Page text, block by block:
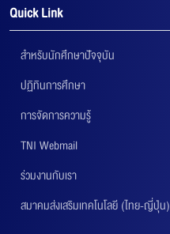
Quick Link
สำหรับนักศึกษาปัจจุบัน
ปฏิทินการศึกษา
การจัดการความรู้
TNI Webmail
ร่วมงานกับเรา
สมาคมส่งเสริมเทคโนโลยี (ไทย-ญี่ปุ่น)